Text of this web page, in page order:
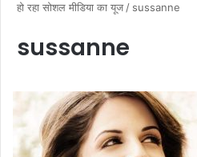
हो रहा सोशल मीडिया का यूज / sussanne
sussanne